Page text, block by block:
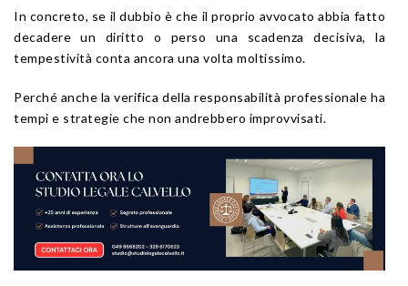
In concreto, se il dubbio è che il proprio avvocato abbia fatto
decadere un diritto o perso una scadenza decisiva, la
tempestività conta ancora una volta moltissimo.
Perché anche la verifica della responsabilità professionale ha
tempi e strategie che non andrebbero improvvisati.